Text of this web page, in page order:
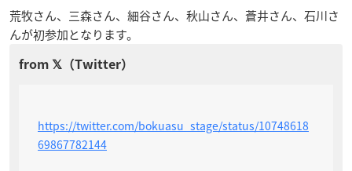
荒牧さん、三森さん、細谷さん、秋山さん、蒼井さん、石川さ
んが初参加となります。
https://twitter.com/bokuasu_stage/status/10748618
69867782144